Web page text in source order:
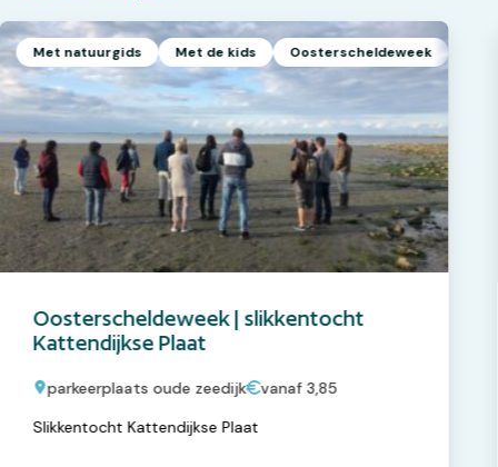
Met natuurgids Met de kids Oosterscheldeweek
Oosterscheldeweek | slikkentocht
Kattendijkse Plaat
parkeerplaats oude zeedijk
vanaf 3,85
Slikkentocht Kattendijkse Plaat